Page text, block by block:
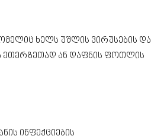
ხელს უშლის ვირუსების და
ეთერზეთად ან დაფნის ფოთლის
ინფექციების